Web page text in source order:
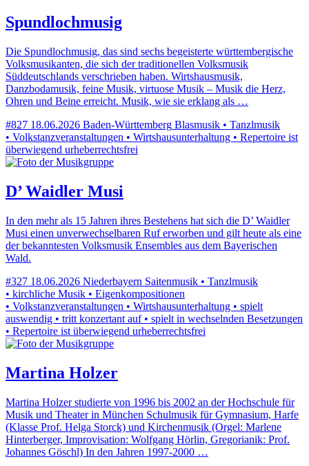
Spundlochmusig
Die Spundlochmusig, das sind sechs begeisterte württembergische
Volksmusikanten, die sich der traditionellen Volksmusik
Süddeutschlands verschrieben haben. Wirtshausmusik,
Danzbodamusik, feine Musik, virtuose Musik – Musik die Herz,
Ohren und Beine erreicht. Musik, wie sie erklang als …
#827 18.06.2026 Baden-Württemberg Blasmusik • Tanzlmusik
• Volkstanzveranstaltungen • Wirtshausunterhaltung • Repertoire ist
überwiegend urheberrechtsfrei
D’ Waidler Musi
In den mehr als 15 Jahren ihres Bestehens hat sich die D’ Waidler
Musi einen unverwechselbaren Ruf erworben und gilt heute als eine
der bekanntesten Volksmusik Ensembles aus dem Bayerischen
Wald.
#327 18.06.2026 Niederbayern Saitenmusik • Tanzlmusik
• kirchliche Musik • Eigenkompositionen
• Volkstanzveranstaltungen • Wirtshausunterhaltung • spielt
auswendig • tritt konzertant auf • spielt in wechselnden Besetzungen
• Repertoire ist überwiegend urheberrechtsfrei
Martina Holzer
Martina Holzer studierte von 1996 bis 2002 an der Hochschule für
Musik und Theater in München Schulmusik für Gymnasium, Harfe
(Klasse Prof. Helga Storck) und Kirchenmusik (Orgel: Marlene
Hinterberger, Improvisation: Wolfgang Hörlin, Gregorianik: Prof.
Johannes Göschl) In den Jahren 1997-2000 …